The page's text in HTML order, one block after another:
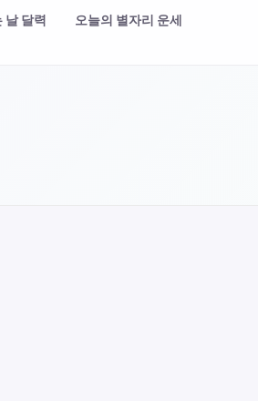
날 달력 오늘의 별자리 운세